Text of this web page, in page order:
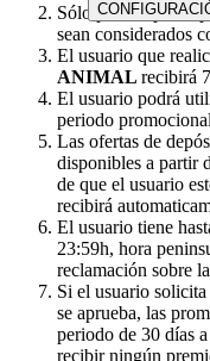
Sólo podrán
sean considerados
El usuario que
ANIMAL recibirá
El usuario podrá
periodo
Las ofertas de
disponibles a partir
de que el usuario
recibirá
El usuario tiene
23:59h, hora
reclamación sobre
Si el usuario
se aprueba, las
periodo de 30 días
recibir ningún